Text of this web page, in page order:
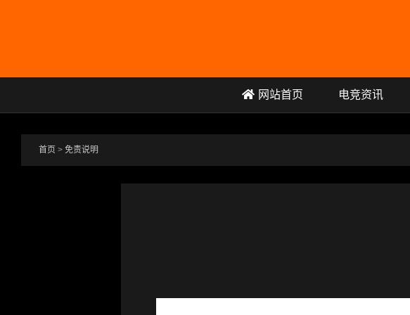
网站首页 电竞资讯
首页 > 免责说明